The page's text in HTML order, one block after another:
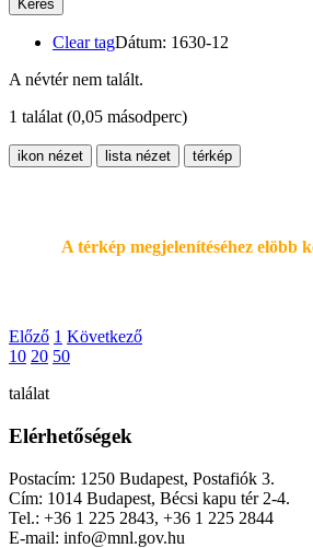
Keres
Clear tagDátum: 1630-12
A névtér nem talált.
1 találat (0,05 másodperc)
ikon nézet lista nézet térkép
A térkép megjelenítéséhez elöbb
Előző 1 Következő
10 20 50
találat
Elérhetőségek
Postacím: 1250 Budapest, Postafiók 3.
Cím: 1014 Budapest, Bécsi kapu tér 2-4.
Tel.: +36 1 225 2843, +36 1 225 2844
E-mail: info@mnl.gov.hu